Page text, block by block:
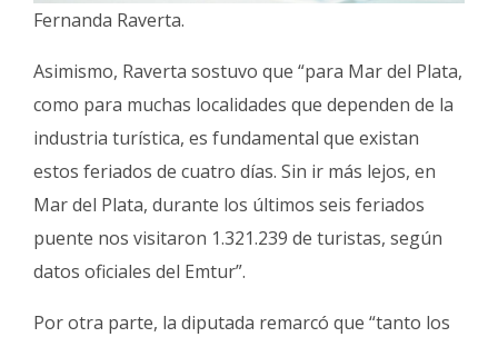
Fernanda Raverta.
Asimismo, Raverta sostuvo que “para Mar del Plata,
como para muchas localidades que dependen de la
industria turística, es fundamental que existan
estos feriados de cuatro días. Sin ir más lejos, en
Mar del Plata, durante los últimos seis feriados
puente nos visitaron 1.321.239 de turistas, según
datos oficiales del Emtur”.
Por otra parte, la diputada remarcó que “tanto los